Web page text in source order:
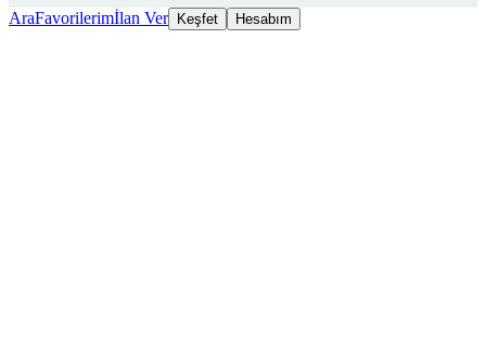
AraFavorilerimİlan Ver Keşfet Hesabım